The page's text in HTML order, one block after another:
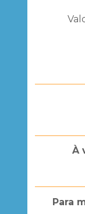
À
Para